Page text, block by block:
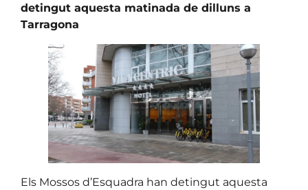
detingut aquesta matinada de dilluns a
Tarragona
Els Mossos d’Esquadra han detingut aquesta